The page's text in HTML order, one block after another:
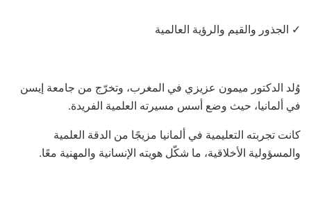
✓ الجذور والقيم والرؤية العالمية
وُلد الدكتور ميمون عزيزي في المغرب، وتخرّج من جامعة إيسن
في ألمانيا، حيث وضع أسس مسيرته العلمية الفريدة.
كانت تجربته التعليمية في ألمانيا مزيجًا من الدقة العلمية
والمسؤولية الأخلاقية، ما شكّل هويته الإنسانية والمهنية معًا.